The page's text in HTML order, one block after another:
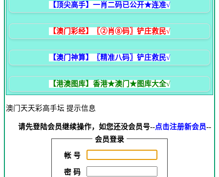
【顶尖高手】一肖二码已公开★连准√
【澳门彩经】〖②肖⑧码〗铲庄救民√
【澳门神算】〖精准八码〗铲庄救民√
【港澳图库】香港★澳门★图库大全√
澳门天天彩高手坛 提示信息
请先登陆会员继续操作，如您还没会员号--点击注册新会员--
会员登录
帐 号
密 码